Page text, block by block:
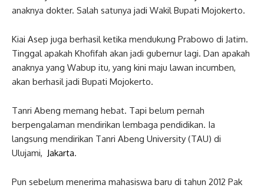
anaknya dokter. Salah satunya jadi Wakil Bupati Mojokerto.
Kiai Asep juga berhasil ketika mendukung Prabowo di Jatim.
Tinggal apakah Khofifah akan jadi gubernur lagi. Dan apakah
anaknya yang Wabup itu, yang kini maju lawan incumben,
akan berhasil jadi Bupati Mojokerto.
Tanri Abeng memang hebat. Tapi belum pernah
berpengalaman mendirikan lembaga pendidikan. Ia
langsung mendirikan Tanri Abeng University (TAU) di
Ulujami, Jakarta.
Pun sebelum menerima mahasiswa baru di tahun 2012 Pak